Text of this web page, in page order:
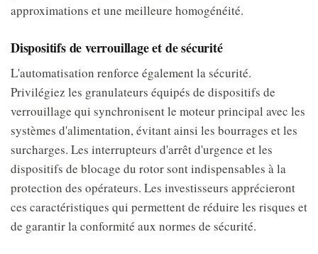
approximations et une meilleure homogénéité.
Dispositifs de verrouillage et de sécurité
L'automatisation renforce également la sécurité.
Privilégiez les granulateurs équipés de dispositifs de
verrouillage qui synchronisent le moteur principal avec les
systèmes d'alimentation, évitant ainsi les bourrages et les
surcharges. Les interrupteurs d'arrêt d'urgence et les
dispositifs de blocage du rotor sont indispensables à la
protection des opérateurs. Les investisseurs apprécieront
ces caractéristiques qui permettent de réduire les risques et
de garantir la conformité aux normes de sécurité.